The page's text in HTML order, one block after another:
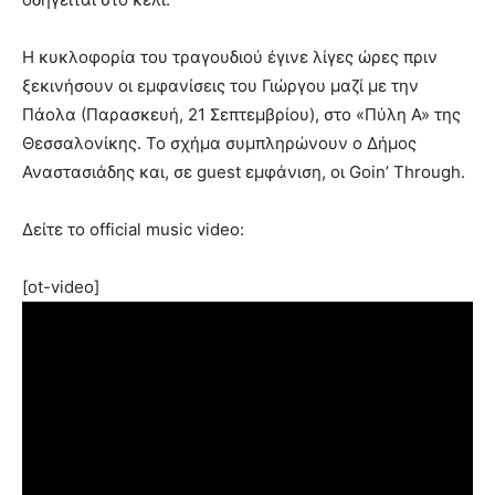
Η κυκλοφορία του τραγουδιού έγινε λίγες ώρες πριν
ξεκινήσουν οι εμφανίσεις του Γιώργου μαζί με την
Πάολα (Παρασκευή, 21 Σεπτεμβρίου), στο «Πύλη Α» της
Θεσσαλονίκης. Το σχήμα συμπληρώνουν ο Δήμος
Αναστασιάδης και, σε guest εμφάνιση, οι Goin’ Τhrough.
Δείτε το official music video:
[ot-video]